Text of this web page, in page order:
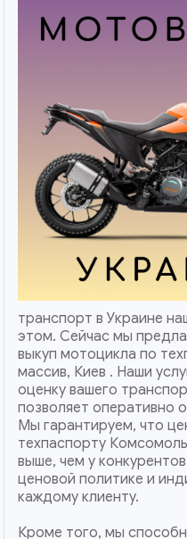
транспорт в Украине
этом. Сейчас мы
выкуп мотоцикла по
массив, Киев . Наши
оценку вашего
позволяет оперативно
Мы гарантируем, что
техпаспорту
выше, чем у
ценовой политике и
каждому клиенту.
Кроме того, мы